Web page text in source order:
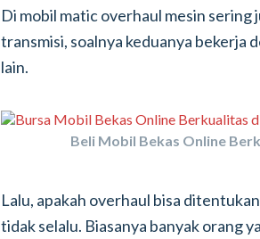
Di mobil matic overhaul mesin
transmisi, soalnya keduanya bekerja
lain.
Beli Mobil Bekas Online
Lalu, apakah overhaul bisa
tidak selalu. Biasanya banyak orang